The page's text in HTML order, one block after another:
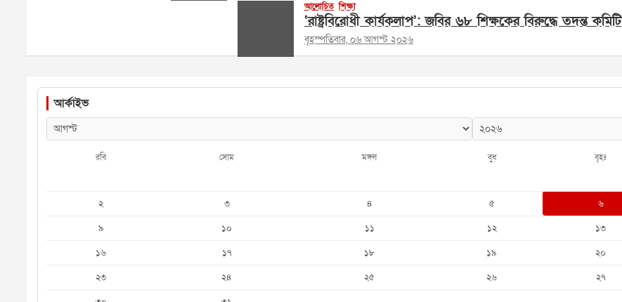
আলোচিত শিক্ষা
‘রাষ্ট্রবিরোধী কার্যকলাপ’: জবির ৬৮ শিক্ষকের বিরুদ্ধে তদন্ত কমিটি
বৃহস্পতিবার, ০৬ আগস্ট ২০২৬
আর্কাইভ
রবি সোম মঙ্গল বুধ বৃহঃ
২
৩ ৪ ৫ ৬
৯
১০ ১১ ১২ ১৩
১৬
১৭ ১৮ ১৯ ২০
২৩
২৪ ২৫ ২৬ ২৭